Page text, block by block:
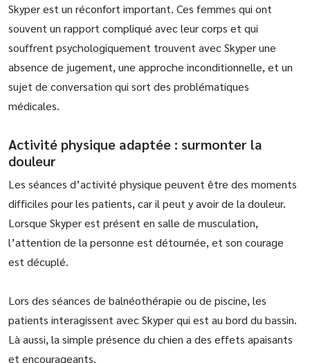
Skyper est un réconfort important. Ces femmes qui ont
souvent un rapport compliqué avec leur corps et qui
souffrent psychologiquement trouvent avec Skyper une
absence de jugement, une approche inconditionnelle, et un
sujet de conversation qui sort des problématiques
médicales.
Activité physique adaptée : surmonter la
douleur
Les séances d’activité physique peuvent être des moments
difficiles pour les patients, car il peut y avoir de la douleur.
Lorsque Skyper est présent en salle de musculation,
l’attention de la personne est détournée, et son courage
est décuplé.
Lors des séances de balnéothérapie ou de piscine, les
patients interagissent avec Skyper qui est au bord du bassin.
Là aussi, la simple présence du chien a des effets apaisants
et encourageants.